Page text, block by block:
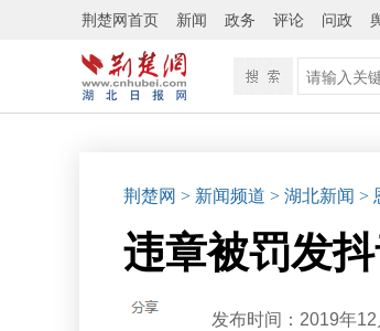
荆楚网首页 新闻 政务 评论 问政
荆楚网 > 新闻频道 > 湖北新闻 >
违章被罚发
发布时间：2019年